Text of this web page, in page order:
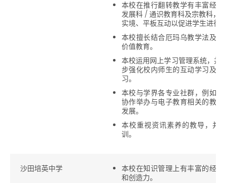
本校在推行翻转教学有丰富经
发展科 / 通识教育科及宗教科，
实境、平板互动以促进学生进行
本校擅长结合厄玛乌教学法及
价值教育。
本校运用网上学习管理系统，并
步强化校内师生的互动学习及
习。
本校与学界各专业社群，例如
协作举办与电子教育相关的教
发展。
本校重视资讯素养的教导，并
训。
沙田培英中学
本校在知识管理上有丰富的经
和创造力。